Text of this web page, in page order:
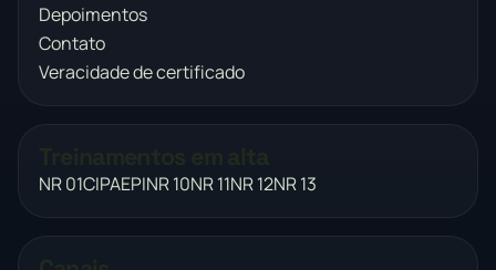
Depoimentos
Contato
Veracidade de certificado
NR 01CIPAEPINR 10NR 11NR 12NR 13